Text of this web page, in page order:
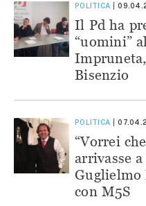
POLITICA
Il Pd ha
“uomini”
Bisenzio
POLITICA
“Vorrei
arrivasse
Guglielmo
con M5S